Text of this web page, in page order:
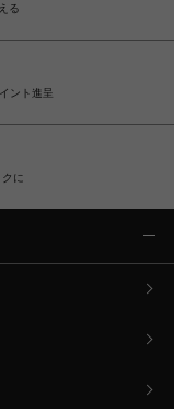
る
ント進呈
に